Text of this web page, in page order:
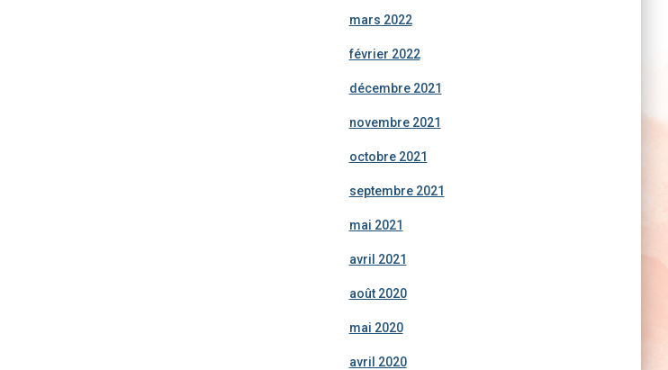
mars 2022
février 2022
décembre 2021
novembre 2021
octobre 2021
septembre 2021
mai 2021
avril 2021
août 2020
mai 2020
avril 2020